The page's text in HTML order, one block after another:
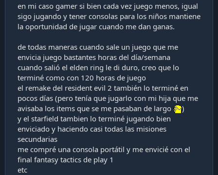
en mi caso gamer si bien cada vez juego menos, igual
sigo jugando y tener consolas para los niños mantiene
la oportunidad de jugar cuando me dan ganas.
de todas maneras cuando sale un juego que me
envicia juego bastantes horas del día/semana
cuando salió el elden ring le di duro, creo que lo
terminé como con 120 horas de juego
el remake del resident evil 2 también lo terminé en
pocos días (pero tenía que jugarlo con mi hija que me
avisaba los items que se me pasaban de largo
)
y el starfield tambien lo terminé jugando bien
enviciado y haciendo casi todas las misiones
secundarias
me compré una consola portátil y me envicié con el
final fantasy tactics de play 1
etc